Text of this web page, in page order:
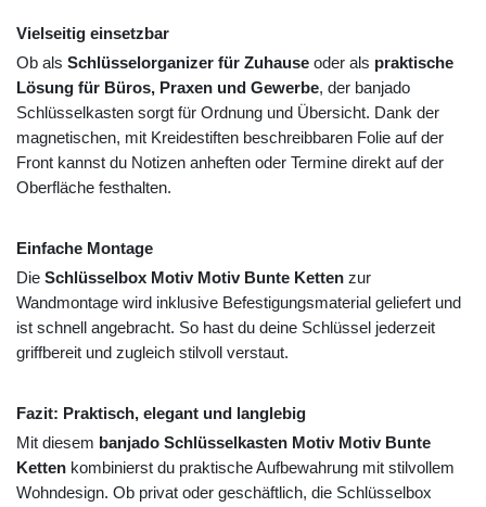
Vielseitig einsetzbar
Ob als Schlüsselorganizer für Zuhause oder als praktische
Lösung für Büros, Praxen und Gewerbe, der banjado
Schlüsselkasten sorgt für Ordnung und Übersicht. Dank der
magnetischen, mit Kreidestiften beschreibbaren Folie auf der
Front kannst du Notizen anheften oder Termine direkt auf der
Oberfläche festhalten.
Einfache Montage
Die Schlüsselbox Motiv Motiv Bunte Ketten zur
Wandmontage wird inklusive Befestigungsmaterial geliefert und
ist schnell angebracht. So hast du deine Schlüssel jederzeit
griffbereit und zugleich stilvoll verstaut.
Fazit: Praktisch, elegant und langlebig
Mit diesem banjado Schlüsselkasten Motiv Motiv Bunte
Ketten kombinierst du praktische Aufbewahrung mit stilvollem
Wohndesign. Ob privat oder geschäftlich, die Schlüsselbox